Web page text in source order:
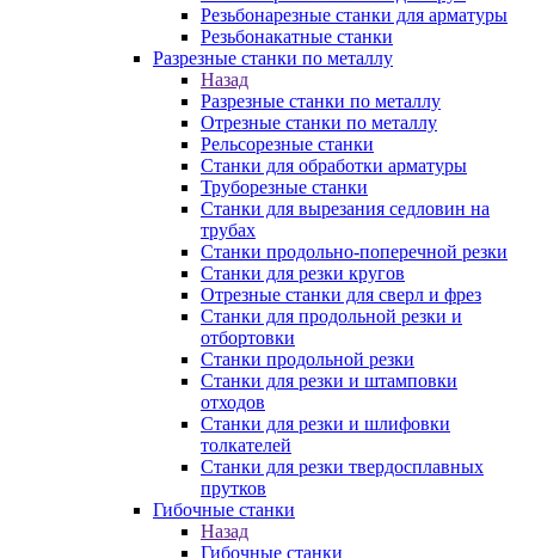
Резьбонарезные станки для арматуры
Резьбонакатные станки
Разрезные станки по металлу
Назад
Разрезные станки по металлу
Отрезные станки по металлу
Рельсорезные станки
Станки для обработки арматуры
Труборезные станки
Станки для вырезания седловин на
трубаx
Станки продольно-поперечной резки
Станки для резки кругов
Отрезные станки для сверл и фрез
Станки для продольной резки и
отбортовки
Станки продольной резки
Станки для резки и штамповки
отходов
Станки для резки и шлифовки
толкателей
Станки для резки твердосплавных
прутков
Гибочные станки
Назад
Гибочные станки